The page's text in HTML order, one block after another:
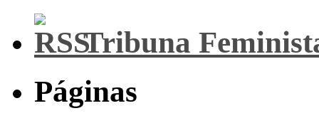
Tribuna
Páginas